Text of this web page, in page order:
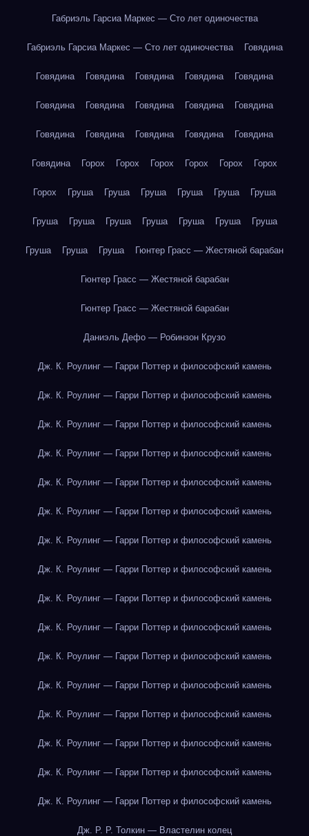
Габриэль Гарсиа Маркес — Сто лет одиночества
Габриэль Гарсиа Маркес — Сто лет одиночества Говядина
Говядина Говядина Говядина Говядина Говядина
Говядина Говядина Говядина Говядина Говядина
Говядина Говядина Говядина Говядина Говядина
Говядина Горох Горох Горох Горох Горох Горох
Горох Груша Груша Груша Груша Груша Груша
Груша Груша Груша Груша Груша Груша Груша
Груша Груша Груша Гюнтер Грасс — Жестяной барабан
Гюнтер Грасс — Жестяной барабан
Гюнтер Грасс — Жестяной барабан
Даниэль Дефо — Робинзон Крузо
Дж. К. Роулинг — Гарри Поттер и философский камень
Дж. К. Роулинг — Гарри Поттер и философский камень
Дж. К. Роулинг — Гарри Поттер и философский камень
Дж. К. Роулинг — Гарри Поттер и философский камень
Дж. К. Роулинг — Гарри Поттер и философский камень
Дж. К. Роулинг — Гарри Поттер и философский камень
Дж. К. Роулинг — Гарри Поттер и философский камень
Дж. К. Роулинг — Гарри Поттер и философский камень
Дж. К. Роулинг — Гарри Поттер и философский камень
Дж. К. Роулинг — Гарри Поттер и философский камень
Дж. К. Роулинг — Гарри Поттер и философский камень
Дж. К. Роулинг — Гарри Поттер и философский камень
Дж. К. Роулинг — Гарри Поттер и философский камень
Дж. К. Роулинг — Гарри Поттер и философский камень
Дж. К. Роулинг — Гарри Поттер и философский камень
Дж. К. Роулинг — Гарри Поттер и философский камень
Дж. Р. Р. Толкин — Властелин колец